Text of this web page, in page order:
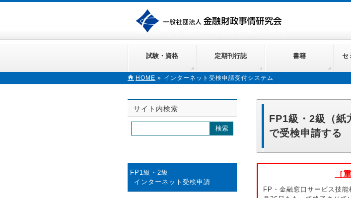
試験・資格 定期刊行誌 書籍 セ
HOME » インターネット受検申請受付システム
FP1級・2級（紙
で受検申請する
［
FP・金融窓口サービス技
サイト内検索
FP1級・2級
インターネット受検申請